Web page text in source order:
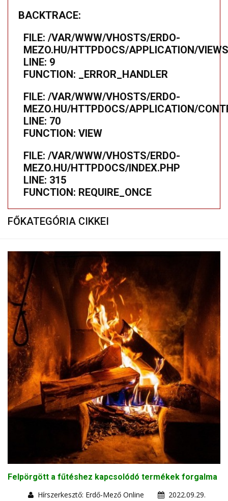
BACKTRACE:
FILE: /VAR/WWW/VHOSTS/ERDO-
MEZO.HU/HTTPDOCS/APPLICATION/
LINE: 9
FUNCTION: _ERROR_HANDLER
FILE: /VAR/WWW/VHOSTS/ERDO-
MEZO.HU/HTTPDOCS/APPLICATION/
LINE: 70
FUNCTION: VIEW
FILE: /VAR/WWW/VHOSTS/ERDO-
MEZO.HU/HTTPDOCS/INDEX.PHP
LINE: 315
FUNCTION: REQUIRE_ONCE
FŐKATEGÓRIA CIKKEI
Felpörgött a fűtéshez kapcsolódó termékek forgalma
Hírszerkesztő: Erdő-Mező Online
2022.09.29.